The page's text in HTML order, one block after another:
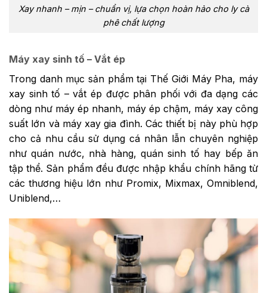
Xay nhanh – mịn – chuẩn vị, lựa chọn hoàn hảo cho ly cà
phê chất lượng
Máy xay sinh tố – Vắt ép
Trong danh mục sản phẩm tại Thế Giới Máy Pha, máy
xay sinh tố – vắt ép được phân phối với đa dạng các
dòng như máy ép nhanh, máy ép chậm, máy xay công
suất lớn và máy xay gia đình. Các thiết bị này phù hợp
cho cả nhu cầu sử dụng cá nhân lẫn chuyên nghiệp
như quán nước, nhà hàng, quán sinh tố hay bếp ăn
tập thể. Sản phẩm đều được nhập khẩu chính hãng từ
các thương hiệu lớn như Promix, Mixmax, Omniblend,
Uniblend,…